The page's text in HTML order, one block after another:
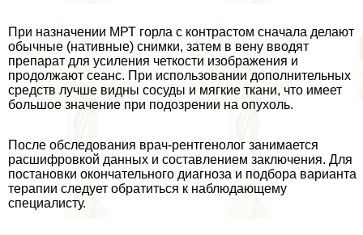
При назначении МРТ горла с контрастом сначала делают
обычные (нативные) снимки, затем в вену вводят
препарат для усиления четкости изображения и
продолжают сеанс. При использовании дополнительных
средств лучше видны сосуды и мягкие ткани, что имеет
большое значение при подозрении на опухоль.
После обследования врач-рентгенолог занимается
расшифровкой данных и составлением заключения. Для
постановки окончательного диагноза и подбора варианта
терапии следует обратиться к наблюдающему
специалисту.